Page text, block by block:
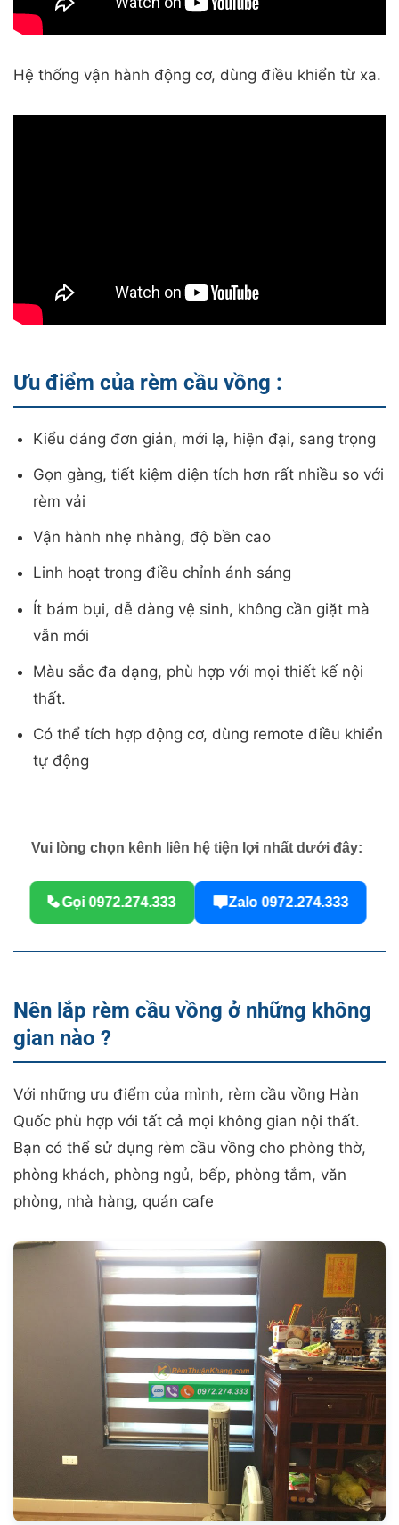
Hệ thống vận hành động cơ, dùng điều khiển từ xa.
Ưu điểm của rèm cầu vồng :
Kiểu dáng đơn giản, mới lạ, hiện đại, sang trọng
Gọn gàng, tiết kiệm diện tích hơn rất nhiều so với
rèm vải
Vận hành nhẹ nhàng, độ bền cao
Linh hoạt trong điều chỉnh ánh sáng
Ít bám bụi, dễ dàng vệ sinh, không cần giặt mà
vẫn mới
Màu sắc đa dạng, phù hợp với mọi thiết kế nội
thất.
Có thể tích hợp động cơ, dùng remote điều khiển
tự động
Vui lòng chọn kênh liên hệ tiện lợi nhất dưới đây:
Gọi 0972.274.333 Zalo 0972.274.333
Nên lắp rèm cầu vồng ở những không
gian nào ?
Với những ưu điểm của mình, rèm cầu vồng Hàn
Quốc phù hợp với tất cả mọi không gian nội thất.
Bạn có thể sử dụng rèm cầu vồng cho phòng thờ,
phòng khách, phòng ngủ, bếp, phòng tắm, văn
phòng, nhà hàng, quán cafe